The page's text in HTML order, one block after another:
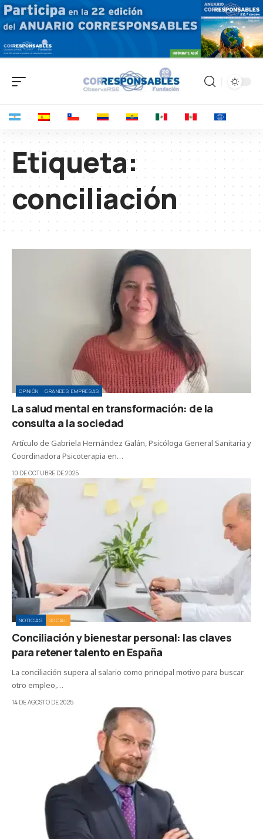
Etiqueta:
conciliación
OPINIÓN GRANDES EMPRESAS
La salud mental en transformación: de la
consulta a la sociedad
Artículo de Gabriela Hernández Galán, Psicóloga General Sanitaria y
Coordinadora Psicoterapia en…
10 DE OCTUBRE DE 2025
NOTICIAS SOCIAL
Conciliación y bienestar personal: las claves
para retener talento en España
La conciliación supera al salario como principal motivo para buscar
otro empleo,…
14 DE AGOSTO DE 2025